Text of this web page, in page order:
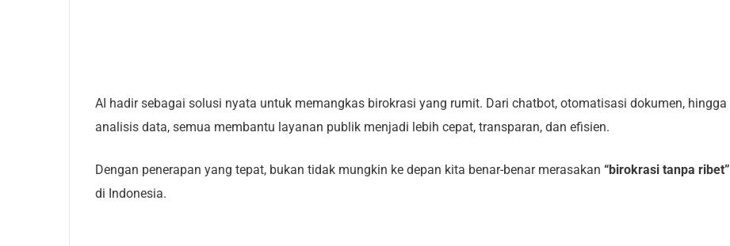
AI hadir sebagai solusi nyata untuk memangkas birokrasi yang rumit. Dari chatbot, otomatisasi dokumen, hingga
analisis data, semua membantu layanan publik menjadi lebih cepat, transparan, dan efisien.
Dengan penerapan yang tepat, bukan tidak mungkin ke depan kita benar-benar merasakan “birokrasi tanpa ribet”
di Indonesia.